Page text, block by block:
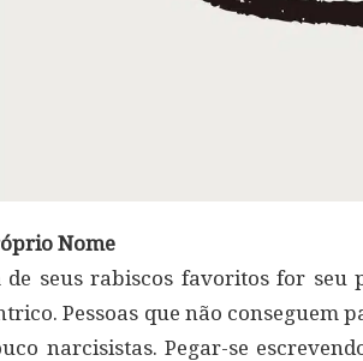
Nome
de seus rabiscos favoritos for
Pessoas que não conseguem
narcisistas. Pegar-se